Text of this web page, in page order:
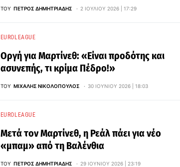
ΤΟΥ ΠΈΤΡΟΣ ΔΗΜΗΤΡΙΆΔΗΣ 2 ΙΟΥΛΊΟΥ 2026 | 17:29
EUROLEAGUE
Οργή για Μαρτίνεθ: «Είναι προδότης και
ασυνεπής, τι κρίμα Πέδρο!»
ΤΟΥ ΜΙΧΆΛΗΣ ΝΙΚΟΛΌΠΟΥΛΟΣ 30 ΙΟΥΝΊΟΥ 2026 | 18:03
EUROLEAGUE
Μετά τον Μαρτίνεθ, η Ρεάλ πάει για νέο
«μπαμ» από τη Βαλένθια
ΤΟΥ ΠΈΤΡΟΣ ΔΗΜΗΤΡΙΆΔΗΣ 29 ΙΟΥΝΊΟΥ 2026 | 23:19